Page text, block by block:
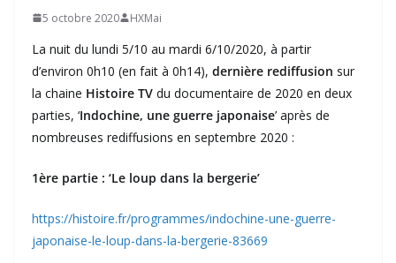
5 octobre 2020 HXMai
La nuit du lundi 5/10 au mardi 6/10/2020, à partir
d’environ 0h10 (en fait à 0h14), dernière rediffusion sur
la chaine Histoire TV du documentaire de 2020 en deux
parties, ‘Indochine, une guerre japonaise’ après de
nombreuses rediffusions en septembre 2020 :
1ère partie : ‘Le loup dans la bergerie’
https://histoire.fr/programmes/indochine-une-guerre-
japonaise-le-loup-dans-la-bergerie-83669